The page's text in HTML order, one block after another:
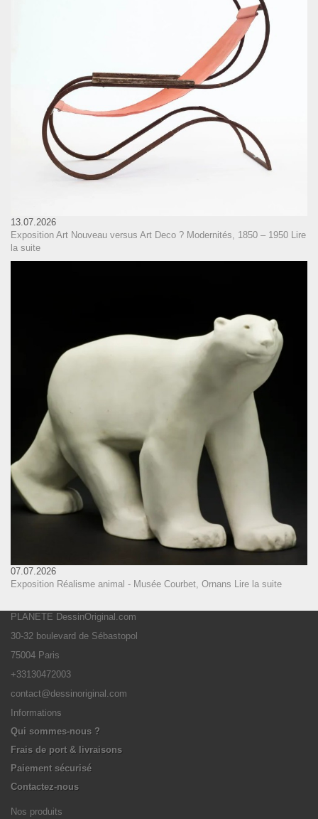
13.07.2026
Exposition Art Nouveau versus Art Deco ? Modernités, 1850 – 1950
Lire
la suite
07.07.2026
Exposition Réalisme animal - Musée Courbet, Ornans
Lire la suite
PLANETE DessinOriginal.com
30-32 boulevard de Sébastopol
75004 Paris
+33130472003
contact@dessinoriginal.com
Informations
Qui sommes-nous ?
Frais de port & livraisons
Paiement sécurisé
Contactez-nous
Nos produits